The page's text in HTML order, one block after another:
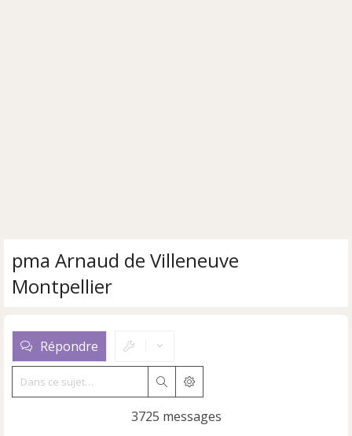
pma Arnaud de Villeneuve
Montpellier
Répondre
RechercherRecherche avancée
3725 messages